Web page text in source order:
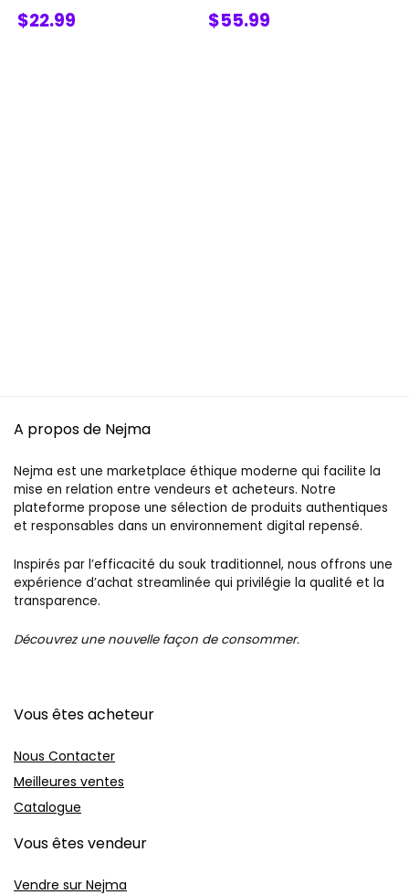
$22.99 $55.99
A propos de Nejma
Nejma est une marketplace éthique moderne qui facilite la
mise en relation entre vendeurs et acheteurs. Notre
plateforme propose une sélection de produits authentiques
et responsables dans un environnement digital repensé.
Inspirés par l’efficacité du souk traditionnel, nous offrons une
expérience d’achat streamlinée qui privilégie la qualité et la
transparence.
Découvrez une nouvelle façon de consommer.
Vous êtes acheteur
Nous Contacter
Meilleures ventes
Catalogue
Vous êtes vendeur
Vendre sur Nejma